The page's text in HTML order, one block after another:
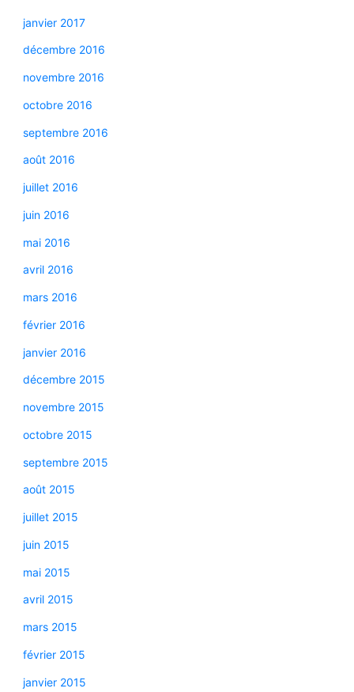
janvier 2017
décembre 2016
novembre 2016
octobre 2016
septembre 2016
août 2016
juillet 2016
juin 2016
mai 2016
avril 2016
mars 2016
février 2016
janvier 2016
décembre 2015
novembre 2015
octobre 2015
septembre 2015
août 2015
juillet 2015
juin 2015
mai 2015
avril 2015
mars 2015
février 2015
janvier 2015